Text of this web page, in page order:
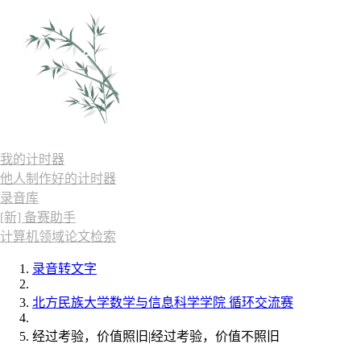
我的计时器
他人制作好的计时器
录音库
[新] 备赛助手
计算机领域论文检索
录音转文字
北方民族大学数学与信息科学学院 循环交流赛
经过考验，价值照旧|经过考验，价值不照旧